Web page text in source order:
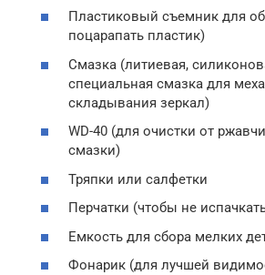
Пластиковый съемник для
поцарапать пластик)
Смазка (литиевая,
специальная смазка для
складывания зеркал)
WD-40 (для очистки от
смазки)
Тряпки или салфетки
Перчатки (чтобы не
Емкость для сбора мелких
Фонарик (для лучшей